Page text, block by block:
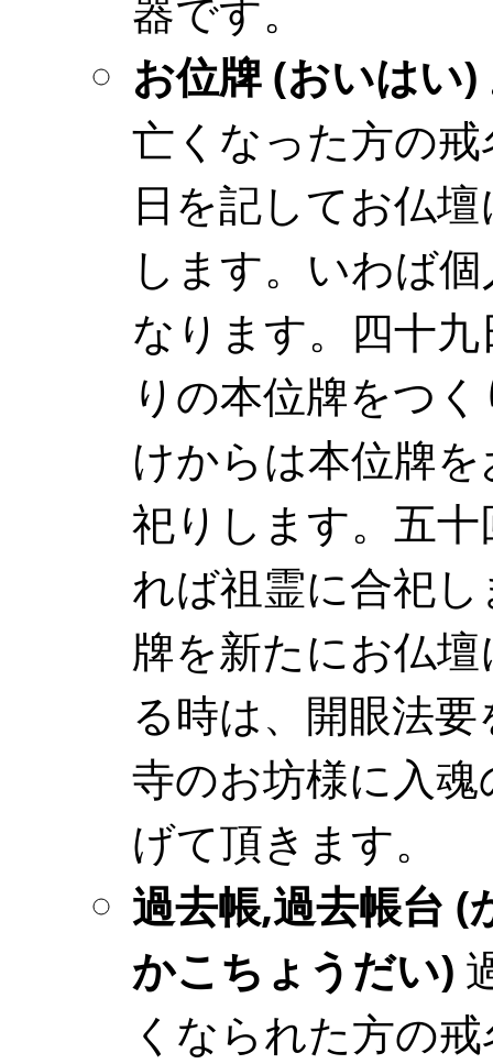
器です。
お位牌 (おいはい)
亡くなった方の
日を記してお仏
します。いわば
なります。四十
りの本位牌をつ
けからは本位牌
祀りします。五
れば祖霊に合祀
牌を新たにお仏
る時は、開眼法
寺のお坊様に入
げて頂きます。
過去帳,過去帳台 (
かこちょうだい)
くなられた方の